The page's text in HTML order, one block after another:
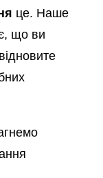
це. Наше
що ви